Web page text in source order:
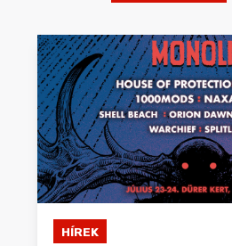
INTERJÚK
PREMIEREK
KULT
MÁSVILÁG
BLOGHÍREK